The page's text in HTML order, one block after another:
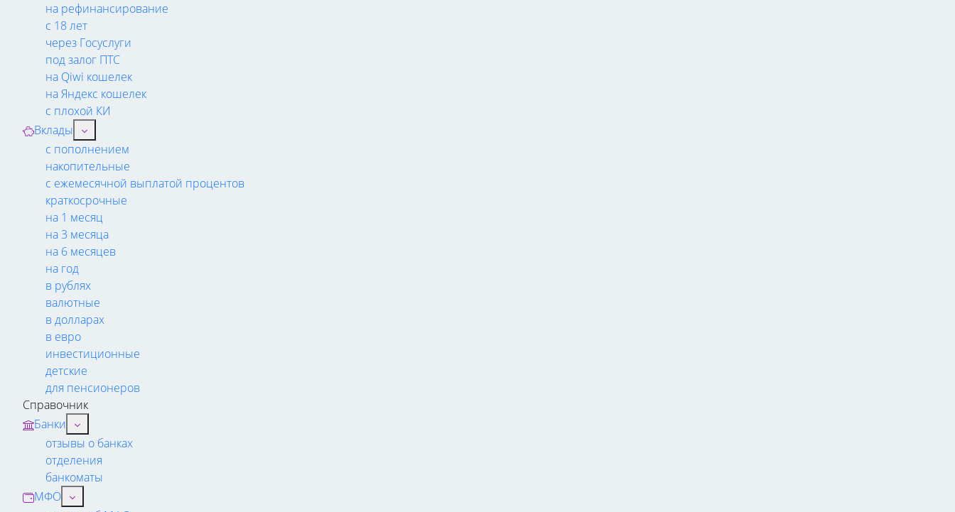
на рефинансирование
с 18 лет
через Госуслуги
под залог ПТС
на Qiwi кошелек
на Яндекс кошелек
с плохой КИ
Вклады
с пополнением
накопительные
с ежемесячной выплатой процентов
краткосрочные
на 1 месяц
на 3 месяца
на 6 месяцев
на год
в рублях
валютные
в долларах
в евро
инвестиционные
детские
для пенсионеров
Справочник
Банки
отзывы о банках
отделения
банкоматы
МФО